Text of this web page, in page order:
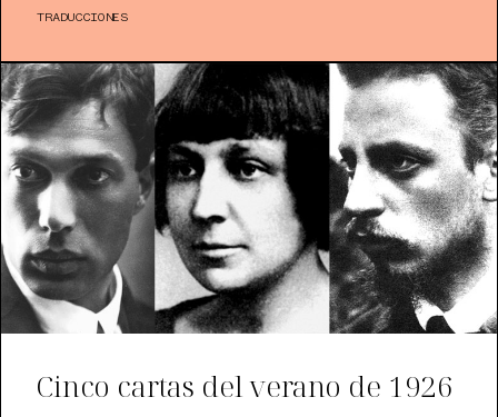
TRADUCCIONES
Cinco cartas del verano de 1926